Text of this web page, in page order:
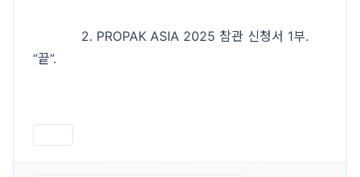
2. PROPAK ASIA 2025 참관 신청서 1부.
“끝”.